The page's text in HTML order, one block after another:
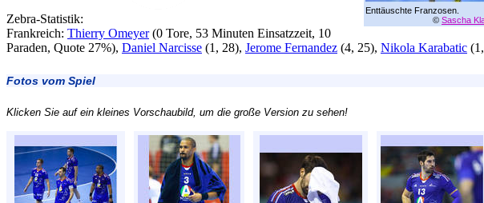
Enttäuschte Franzosen.
© Sascha
Zebra-Statistik:
Frankreich: Thierry Omeyer(0 Tore, 53 Minuten Einsatzzeit, 10
Paraden, Quote 27%), Daniel Narcisse (1, 28), Jerome Fernandez (4, 25), Nikola Karabatic
Fotos vom Spiel
Klicken Sie auf ein kleines Vorschaubild, um die große Version zu sehen!